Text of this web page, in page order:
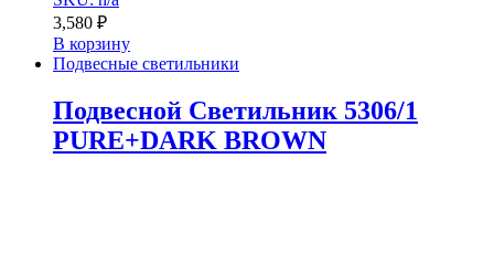
3,580 ₽
В корзину
Подвесные светильники
Подвесной Светильник 5306/1
PURE+DARK BROWN